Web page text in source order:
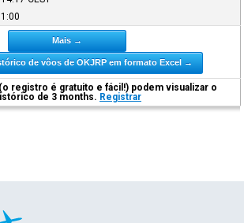
1:00
Mais →
de vôos de OKJRP em formato Excel →
registro é gratuito e fácil!) podem visualizar o
de 3 months. Registrar